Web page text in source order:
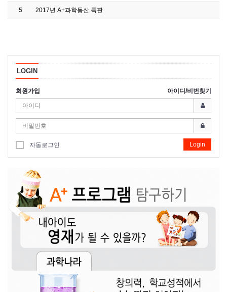
5 2017년 A+과학동산 특판
LOGIN
회원가입 아이디/비번찾기
자동로그인 Login